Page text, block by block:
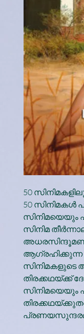
50
50
സിനിമയെയും
സിനിമ
സിനിമകളുടെ
തിരക്കഥയ്ക്ക്
സിനിമയെയും